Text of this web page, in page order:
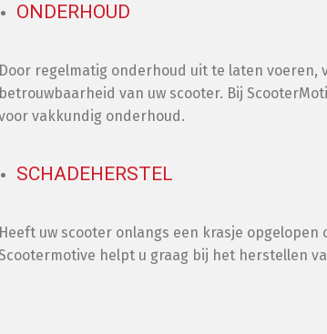
ONDERHOUD
Door regelmatig onderhoud uit te laten voeren,
betrouwbaarheid van uw scooter. Bij
vakkundig onderhoud.
SCHADEHERSTEL
Heeft uw scooter onlangs een krasje
helpt u graag bij het herstellen